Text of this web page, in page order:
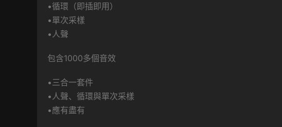
•循環（即插即用）
•單次采樣
•人聲
包含1000多個音效
•三合一套件
•人聲、循環與單次采樣
•應有盡有